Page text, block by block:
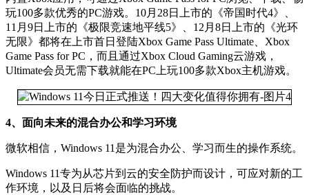
玩100多款优秀的PC游戏。10月28日上市的《帝国时代4》、
11月9日上市的《极限竞速地平线5》、12月8日上市的《光环
无限》都将在上市首日登陆Xbox Game Pass Ultimate、Xbox
Game Pass for PC，而且通过Xbox Cloud Gaming云游戏，
Ultimate会员无需下载就能在PC上玩100多款Xbox主机游戏。
4、面向未来的混合办公和学习环境
微软相信，Windows 11是为混合办公、学习而生的操作系统。
Windows 11专为从芯片到云的安全防护而设计，可应对新的工
作环境，以及日后将会面临的挑战。